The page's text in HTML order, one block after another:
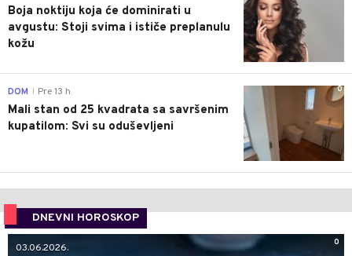
Boja noktiju koja će dominirati u
avgustu: Stoji svima i ističe preplanulu
kožu
0
DOM Pre 13 h
Mali stan od 25 kvadrata sa savršenim
kupatilom: Svi su oduševljeni
DNEVNI HOROSKOP
0
03.06.2026.